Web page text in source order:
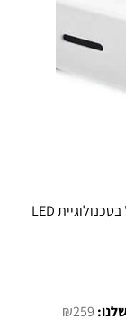
מקרן מולטימדיה נייד HD עוצמתי, עד 80 אינץ' בטכנולוגיית LED
₪259 המחיר